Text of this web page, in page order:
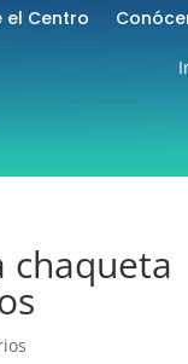
el Centro
chaqueta